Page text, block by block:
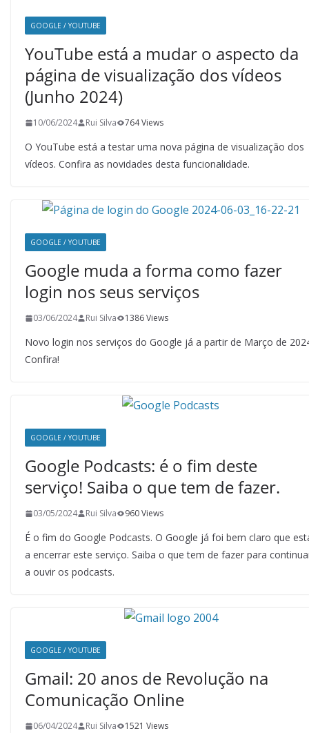
GOOGLE / YOUTUBE
YouTube está a mudar o aspecto da
página de visualização dos vídeos
(Junho 2024)
10/06/2024 Rui Silva 764 Views
O YouTube está a testar uma nova página de visualização dos
vídeos. Confira as novidades desta funcionalidade.
GOOGLE / YOUTUBE
Google muda a forma como fazer
login nos seus serviços
03/06/2024 Rui Silva 1386 Views
Novo login nos serviços do Google já a partir de Março de
Confira!
GOOGLE / YOUTUBE
Google Podcasts: é o fim deste
serviço! Saiba o que tem de fazer.
03/05/2024 Rui Silva 960 Views
É o fim do Google Podcasts. O Google já foi bem claro que
a encerrar este serviço. Saiba o que tem de fazer para
a ouvir os podcasts.
GOOGLE / YOUTUBE
Gmail: 20 anos de Revolução na
Comunicação Online
06/04/2024 Rui Silva 1521 Views